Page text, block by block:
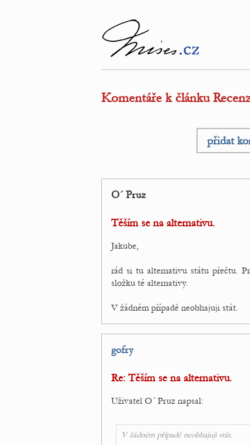
Komentáře k článku
přidat
O´ Pruz
Těším se na alternativu.
Jakube,
rád si tu alternativu státu přečtu.
složku té alternativy.
V žádném případě neobhajuji stát.
gofry
Re: Těším se na alternativu.
Uživatel O´ Pruz napsal:
V žádném případě neobhajuji stát.